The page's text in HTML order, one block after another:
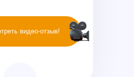
видео-отзыв!